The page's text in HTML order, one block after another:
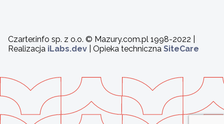
Czarter.info sp. z o.o. © Mazury.com.pl 1998-2022 |
Realizacja iLabs.dev | Opieka techniczna SiteCare